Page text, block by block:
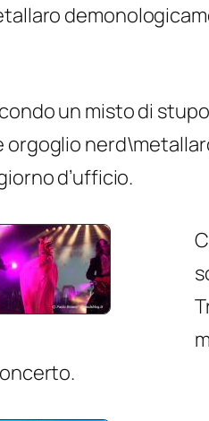
un misto di
d’ufficio.